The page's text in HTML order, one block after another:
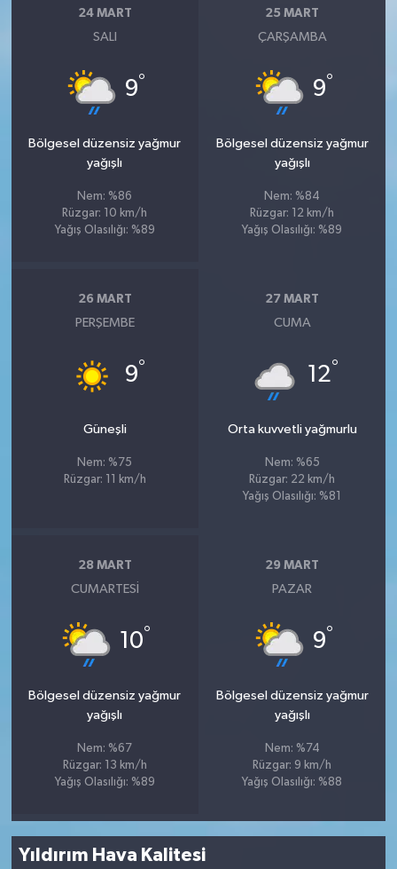
24 MART
SALI
9°
Bölgesel düzensiz yağmur
yağışlı
Nem: %86
Rüzgar: 10 km/h
Yağış Olasılığı: %89
25 MART
ÇARŞAMBA
9°
Bölgesel düzensiz yağmur
yağışlı
Nem: %84
Rüzgar: 12 km/h
Yağış Olasılığı: %89
26 MART
PERŞEMBE
9°
Güneşli
Nem: %75
Rüzgar: 11 km/h
27 MART
CUMA
12°
Orta kuvvetli yağmurlu
Nem: %65
Rüzgar: 22 km/h
Yağış Olasılığı: %81
28 MART
CUMARTESI
10°
Bölgesel düzensiz yağmur
yağışlı
Nem: %67
Rüzgar: 13 km/h
Yağış Olasılığı: %89
29 MART
PAZAR
9°
Bölgesel düzensiz yağmur
yağışlı
Nem: %74
Rüzgar: 9 km/h
Yağış Olasılığı: %88
Yıldırım Hava Kalitesi